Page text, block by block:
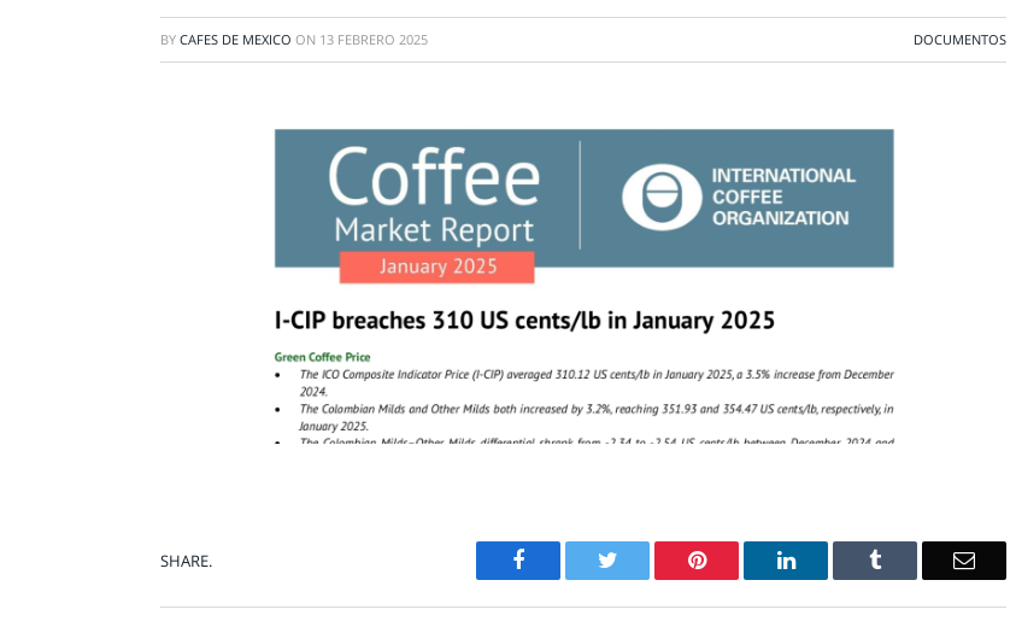
BY CAFES DE MEXICO ON 13 FEBRERO 2025 DOCUMENTOS
SHARE. Facebook Twitter Pinterest LinkedIn Tumblr Email